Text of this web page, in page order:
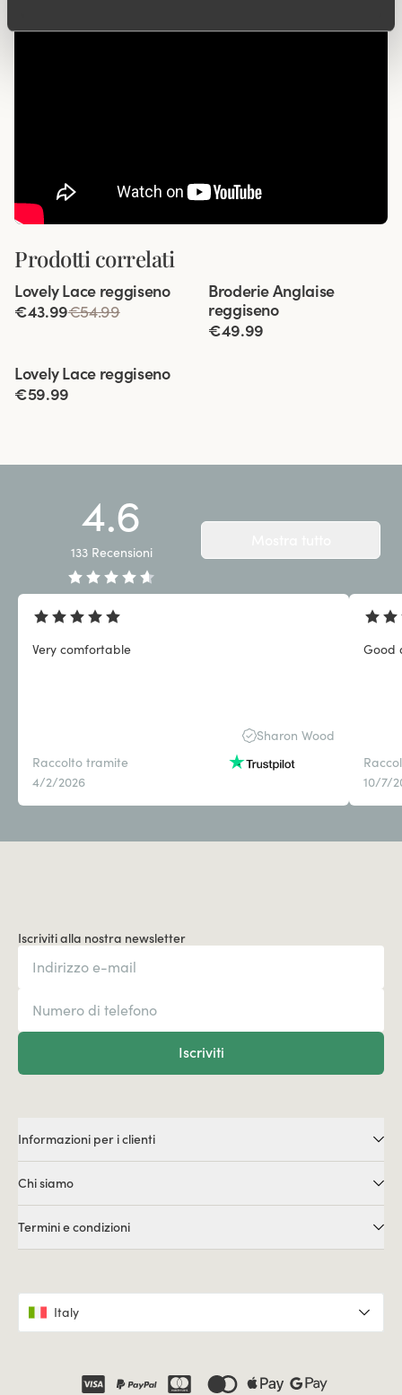
Prodotti correlati
Spalline imbottite
Lovely Lace reggiseno
€43.99€54.99
Broderie Anglaise
reggiseno
€49.99
Lovely Lace reggiseno
€59.99
4.6
133 Recensioni
Very comfortable
Sharon Wood
Raccolto tramite
4/2/2026
Good
10/7/
Iscriviti alla nostra newsletter
Iscriviti
Informazioni per i clienti
Chi siamo
Termini e condizioni
Italy